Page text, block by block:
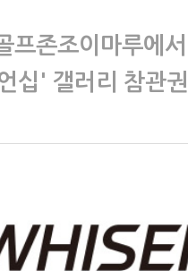
프존조이마루에
십' 갤러리 참관